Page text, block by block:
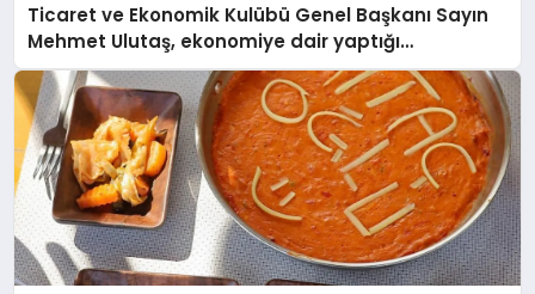
Ticaret ve Ekonomik Kulübü Genel Başkanı Sayın
Mehmet Ulutaş, ekonomiye dair yaptığı
açıklamada şunları kaydetti: